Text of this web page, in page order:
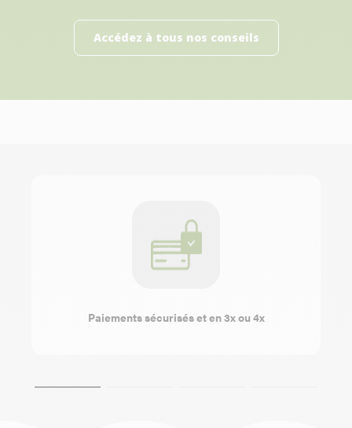
Accédez à tous nos conseils
Paiements sécurisés et en 3x ou 4x